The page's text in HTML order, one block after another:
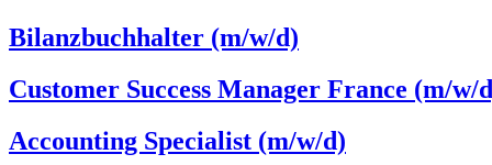
Bilanzbuchhalter (m/w/d)
Customer Success Manager France (m/w/
Accounting Specialist (m/w/d)